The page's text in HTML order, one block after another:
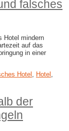
falsches
Hotel mindern
auf das
in einer
Hotel , Hotel ,
der